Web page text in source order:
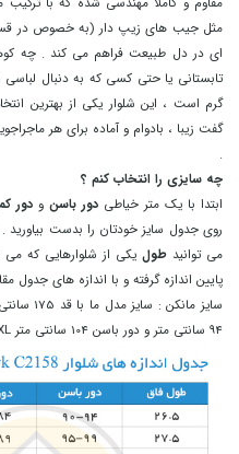
مثل جیب های زیپ دار (به خصوص در
ای در دل طبیعت فراهم می کند . چه
تابستانی یا حتی کسی که به دنبال لباسی
گرم است ، این شلوار یکی از بهترین
گفت زیبا ، بادوام و آماده برای هر
.
چه سایزی را انتخاب کنم ؟
ابتدا با یک متر خیاطیدور باسن ودور
روی جدول سایز خودتان را بدست بیاورید
می توانیدطول یکی از شلوارهایی که می
پایین اندازه گرفته و با اندازه های جدول
سایز مانکن
94 سانتی متر و دور باسن 104 سانتی متر XL شد .